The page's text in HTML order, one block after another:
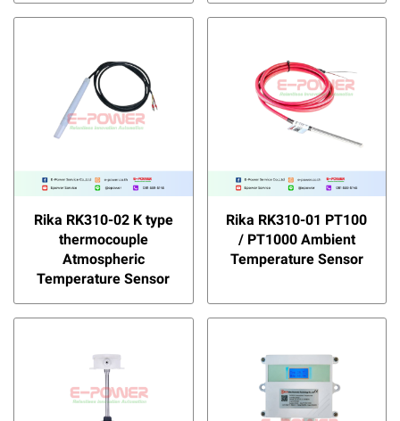
Rika RK310-02 K type
thermocouple
Atmospheric
Temperature Sensor
Rika RK310-01 PT100
/ PT1000 Ambient
Temperature Sensor